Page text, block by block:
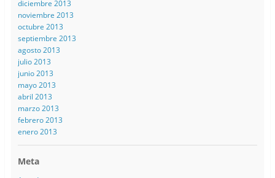
diciembre 2013
noviembre 2013
octubre 2013
septiembre 2013
agosto 2013
julio 2013
junio 2013
mayo 2013
abril 2013
marzo 2013
febrero 2013
enero 2013
Meta